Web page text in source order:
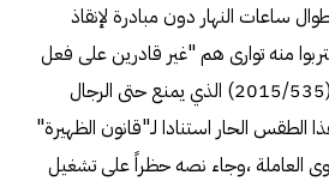
ساعات النهار دون مبادرة لإنقاذ
منه توارى هم "غير قادرين على فعل
شيء له"، رغم القرار الاداري (535/‏2015) الذي يمنع حتى الرجال
الطقس الحار استنادا لـ"قانون الظهيرة"
العاملة ،وجاء نصه حظراً على تشغيل